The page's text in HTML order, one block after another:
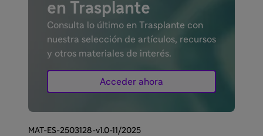
en Trasplante
Consulta lo último en Trasplante con
nuestra selección de artículos, recursos
y otros materiales de interés.
Acceder ahora
MAT-ES-2503128-v1.0-11/2025